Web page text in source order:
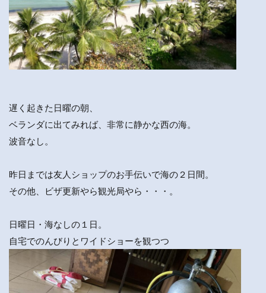
遅く起きた日曜の朝、
ベランダに出てみれば、非常に静かな西の海。
波音なし。
昨日までは友人ショップのお手伝いで海の２日間。
その他、ビザ更新やら観光局やら・・・。
日曜日・海なしの１日。
自宅でのんびりとワイドショーを観つつ